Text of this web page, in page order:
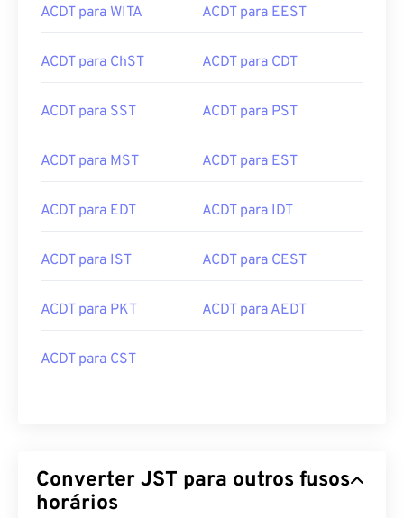
ACDT para WITA ACDT para EEST
ACDT para ChST ACDT para CDT
ACDT para SST ACDT para PST
ACDT para MST ACDT para EST
ACDT para EDT ACDT para IDT
ACDT para IST ACDT para CEST
ACDT para PKT ACDT para AEDT
ACDT para CST
Converter JST para outros fusos
horários